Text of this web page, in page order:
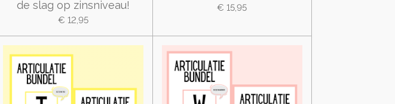
de slag op zinsniveau!
€ 12,95
€ 15,95